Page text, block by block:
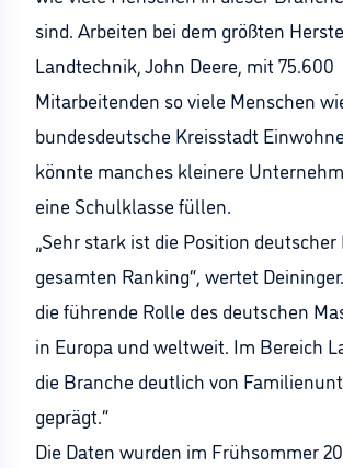
sind. Arbeiten bei dem größten
Landtechnik, John Deere, mit 75.600
Mitarbeitenden so viele Menschen
bundesdeutsche Kreisstadt
könnte manches kleinere
eine Schulklasse füllen.
„Sehr stark ist die Position
gesamten Ranking“, wertet
die führende Rolle des deutschen
in Europa und weltweit. Im Bereich
die Branche deutlich von
geprägt.“
Die Daten wurden im Frühsommer